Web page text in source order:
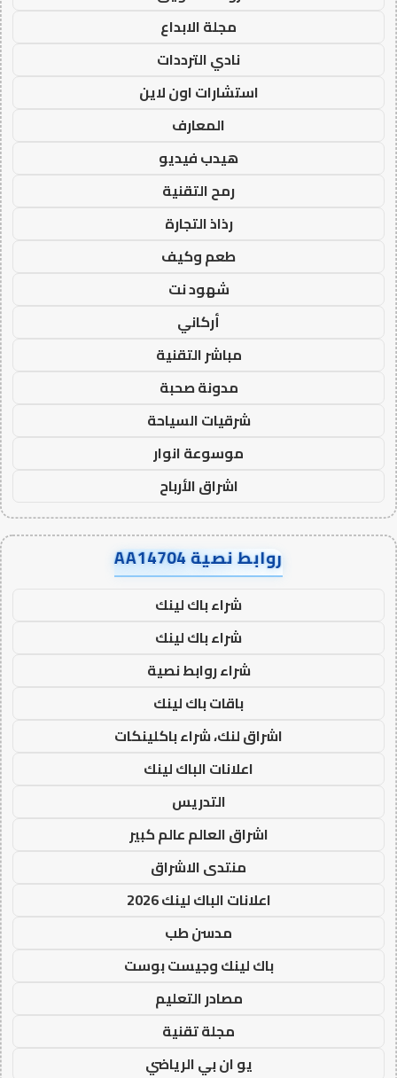
مجلة الابداع
نادي الترددات
استشارات اون لاين
المعارف
هيدب فيديو
رمح التقنية
رذاذ التجارة
طعم وكيف
شهود نت
أركاني
مباشر التقنية
مدونة صحبة
شرقيات السياحة
موسوعة انوار
اشراق الأرباح
روابط نصية AA14704
شراء باك لينك
شراء باك لينك
شراء روابط نصية
باقات باك لينك
اشراق لنك، شراء باكلينكات
اعلانات الباك لينك
التدريس
اشراق العالم عالم كبير
منتدى الاشراق
اعلانات الباك لينك 2026
مدسن طب
باك لينك وجيست بوست
مصادر التعليم
مجلة تقنية
يو ان بي الرياضي